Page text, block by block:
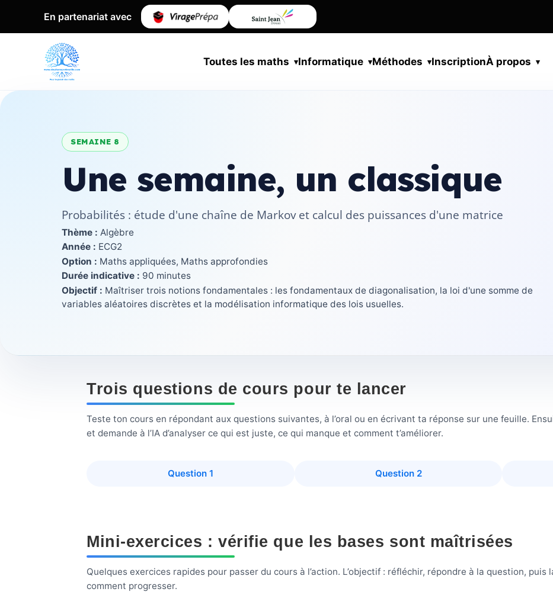
En partenariat avec
Toutes les maths Informatique Méthodes InscriptionÀ propos
SEMAINE 8
Une semaine, un classique
Probabilités : étude d'une chaîne de Markov et calcul des puissances d'une matrice
Thème : Algèbre
Année : ECG2
Option : Maths appliquées, Maths approfondies
Durée indicative : 90 minutes
Objectif : Maîtriser trois notions fondamentales : les fondamentaux de diagonalisation, la loi d'une somme de
variables aléatoires discrètes et la modélisation informatique des lois usuelles.
Trois questions de cours pour te lancer
Teste ton cours en répondant aux questions suivantes, à l’oral ou en écrivant ta réponse sur une feuille.
et demande à l’IA d’analyser ce qui est juste, ce qui manque et comment t’améliorer.
Question 1 Question 2
Mini-exercices : vérifie que les bases sont maîtrisées
Quelques exercices rapides pour passer du cours à l’action. L’objectif : réfléchir, répondre à la question, puis
comment progresser.